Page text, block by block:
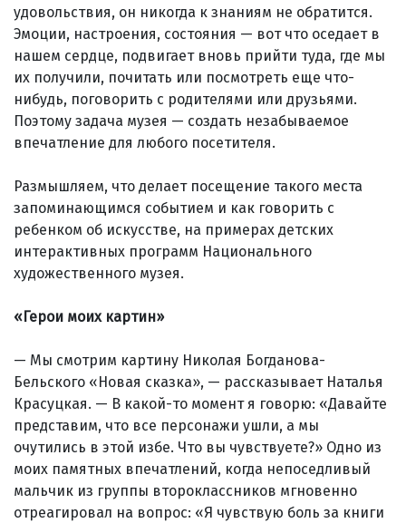
удовольствия, он никогда к знаниям не обратится.
Эмоции, настроения, состояния — вот что оседает в
нашем сердце, подвигает вновь прийти туда, где мы
их получили, почитать или посмотреть еще что-
нибудь, поговорить с родителями или друзьями.
Поэтому задача музея — создать незабываемое
впечатление для любого посетителя.
Размышляем, что делает посещение такого места
запоминающимся событием и как говорить с
ребенком об искусстве, на примерах детских
интерактивных программ Национального
художественного музея.
«Герои моих картин»
— Мы смотрим картину Николая Богданова-
Бельского «Новая сказка», — рассказывает Наталья
Красуцкая. — В какой-то момент я говорю: «Давайте
представим, что все персонажи ушли, а мы
очутились в этой избе. Что вы чувствуете?» Одно из
моих памятных впечатлений, когда непоседливый
мальчик из группы второклассников мгновенно
отреагировал на вопрос: «Я чувствую боль за книги